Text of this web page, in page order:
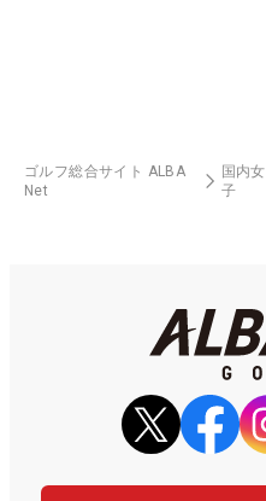
ゴルフ総合サイト ALBA
Net
国内女
子